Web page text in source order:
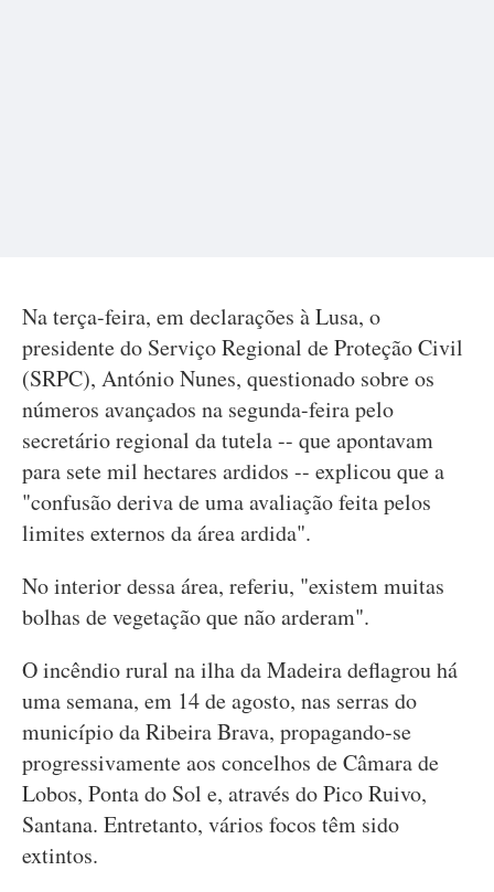
Na terça-feira, em declarações à Lusa, o
presidente do Serviço Regional de Proteção Civil
(SRPC), António Nunes, questionado sobre os
números avançados na segunda-feira pelo
secretário regional da tutela -- que apontavam
para sete mil hectares ardidos -- explicou que a
"confusão deriva de uma avaliação feita pelos
limites externos da área ardida".
No interior dessa área, referiu, "existem muitas
bolhas de vegetação que não arderam".
O incêndio rural na ilha da Madeira deflagrou há
uma semana, em 14 de agosto, nas serras do
município da Ribeira Brava, propagando-se
progressivamente aos concelhos de Câmara de
Lobos, Ponta do Sol e, através do Pico Ruivo,
Santana. Entretanto, vários focos têm sido
extintos.